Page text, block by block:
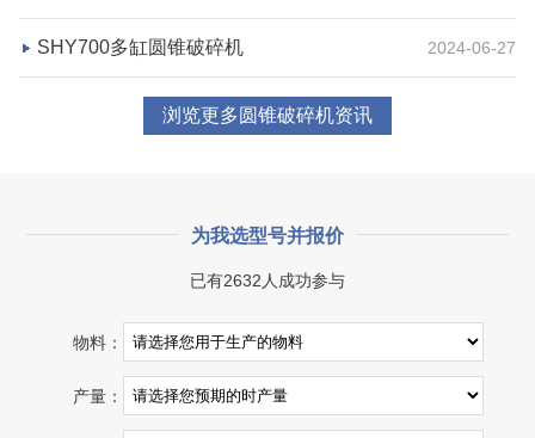
SHY700多缸圆锥破碎机 2024-06-27
浏览更多圆锥破碎机资讯
为我选型号并报价
已有2632人成功参与
物料：
产量：